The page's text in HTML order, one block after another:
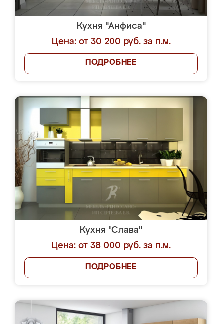
Кухня "Анфиса"
Цена: от 30 200 руб. за п.м.
ПОДРОБНЕЕ
Кухня "Слава"
Цена: от 38 000 руб. за п.м.
ПОДРОБНЕЕ